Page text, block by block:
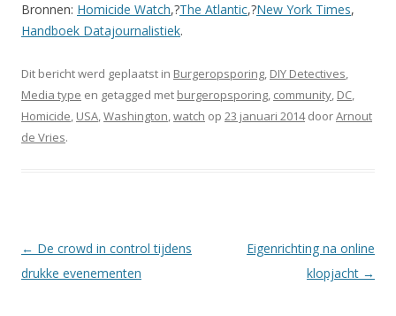
Bronnen: Homicide Watch,?The Atlantic,?New York Times,
Handboek Datajournalistiek.
Dit bericht werd geplaatst in Burgeropsporing, DIY Detectives,
Media type en getagged met burgeropsporing, community, DC,
Homicide, USA,Washington,watch op 23 januari 2014doorArnout
de Vries.
Berichtnavigatie
← De crowd in control tijdens
drukke evenementen
Eigenrichting na online
klopjacht →